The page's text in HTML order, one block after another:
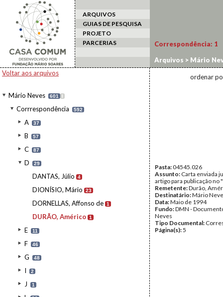
ARQUIVOS
GUIAS DE PESQUISA
PROJETO
PARCERIAS
Voltar aos arquivos
Mário Neves 601 I
Corrrespondência 592
A 37
B 57
C 87
D 29
DANTAS, Júlio 4
DIONÍSIO, Mário 23
DORNELLAS, Affonso de 1
DURÃO, Américo 1
E 11
F 46
G 48
I 2
J 1
Correspondência: 1
Arquivos > Mário
ordenar
Pasta:04545.026
Assunto: Carta enviada
artigo para publicação no
Remetente:Durão,
Destinatário:Mário
Data:Maio de 1994
Fundo:DMN -
Neves
Tipo Documental:
Página(s):5